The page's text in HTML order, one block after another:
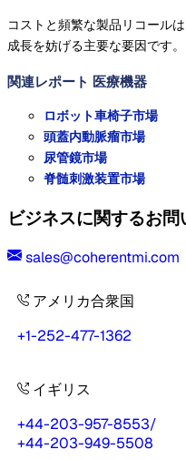
コストと頻繁な製品リコール
成長を妨げる主要な要因です。
関連レポート 医療機器
ロボット車椅子市場
頭蓋内動脈瘤市場
尿管鏡市場
脊髄刺激装置市場
ビジネスに関するお問
sales@coherentmi.com
アメリカ合衆国
+1-252-477-1362
イギリス
+44-203-957-8553/
+44-203-949-5508